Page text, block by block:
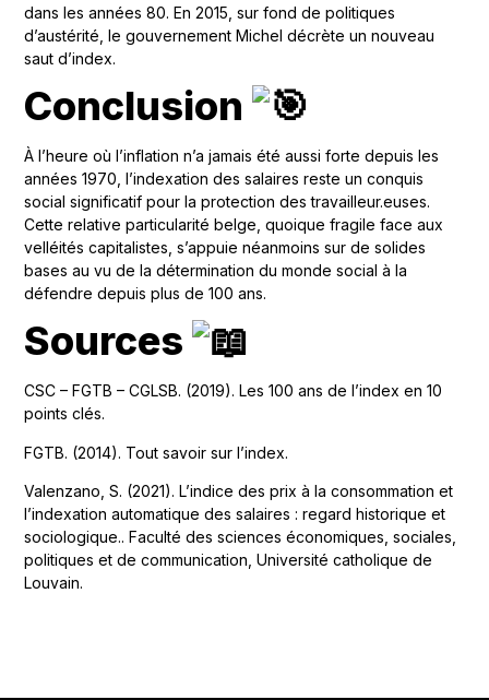
dans les années 80. En 2015, sur fond de politiques
d’austérité, le gouvernement Michel décrète un nouveau
saut d’index.
Conclusion
À l’heure où l’inflation n’a jamais été aussi forte depuis les
années 1970, l’indexation des salaires reste un conquis
social significatif pour la protection des travailleur.euses.
Cette relative particularité belge, quoique fragile face aux
velléités capitalistes, s’appuie néanmoins sur de solides
bases au vu de la détermination du monde social à la
défendre depuis plus de 100 ans.
Sources
CSC – FGTB – CGLSB. (2019). Les 100 ans de l’index en 10
points clés.
FGTB. (2014). Tout savoir sur l’index.
Valenzano, S. (2021). L’indice des prix à la consommation et
l’indexation automatique des salaires : regard historique et
sociologique.. Faculté des sciences économiques, sociales,
politiques et de communication, Université catholique de
Louvain.